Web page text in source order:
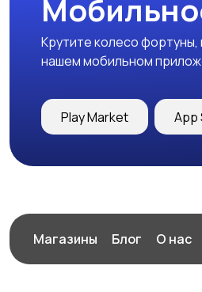
Крутите колесо
нашем мобильном
Play Market App
Магазины Блог О нас